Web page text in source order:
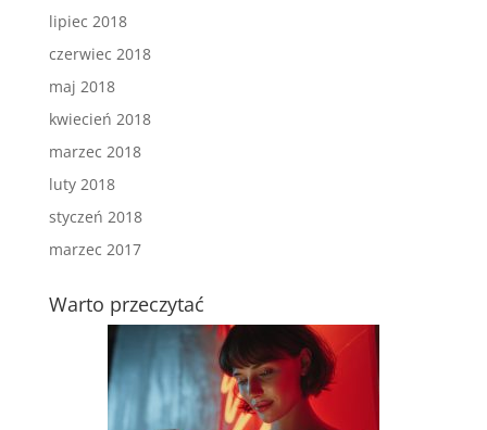
lipiec 2018
czerwiec 2018
maj 2018
kwiecień 2018
marzec 2018
luty 2018
styczeń 2018
marzec 2017
Warto przeczytać